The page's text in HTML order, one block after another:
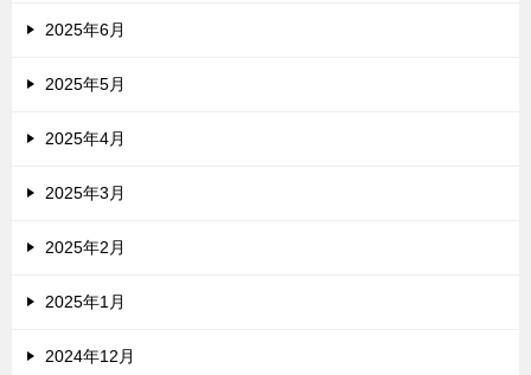
2025年6月
2025年5月
2025年4月
2025年3月
2025年2月
2025年1月
2024年12月